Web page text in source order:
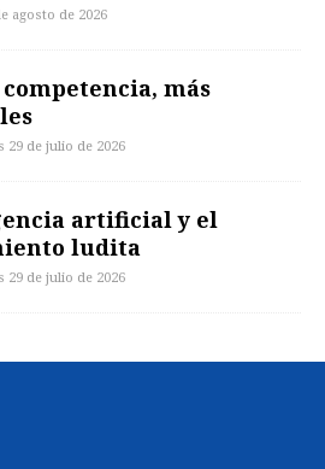
agosto de 2026
más
29 de julio de 2026
artificial y el
ludita
29 de julio de 2026